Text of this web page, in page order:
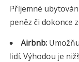
Příjemné
peněz či dokonce
Airbnb:
lidí. Výhodou je